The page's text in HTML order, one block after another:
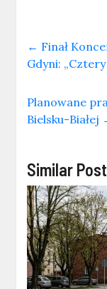
← Finał
Gdyni:
Planowane
Bielsku-Białej
Similar